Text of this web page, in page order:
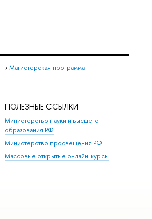
Магистерская программа
ПОЛЕЗНЫЕ ССЫЛКИ
Министерство науки и высшего
образования РФ
Министерство просвещения РФ
Массовые открытые онлайн-курсы